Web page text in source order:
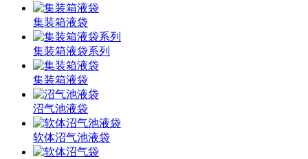
集装箱液袋
集装箱液袋系列
集装箱液袋
沼气池液袋
软体沼气池液袋